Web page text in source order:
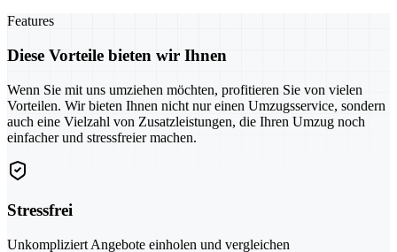
Features
Diese Vorteile bieten wir Ihnen
Wenn Sie mit uns umziehen möchten, profitieren Sie von vielen
Vorteilen. Wir bieten Ihnen nicht nur einen Umzugsservice, sondern
auch eine Vielzahl von Zusatzleistungen, die Ihren Umzug noch
einfacher und stressfreier machen.
Stressfrei
Unkompliziert Angebote einholen und vergleichen